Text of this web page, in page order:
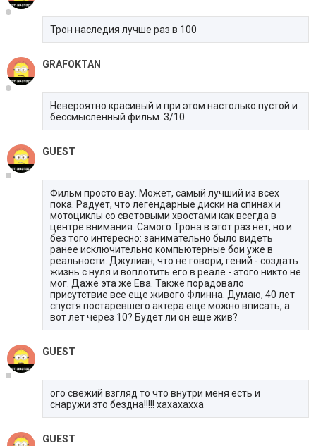
Трон наследия лучше раз в 100
GRAFOKTAN
Невероятно красивый и при этом настолько пустой и
бессмысленный фильм. 3/10
GUEST
Фильм просто вау. Может, самый лучший из всех
пока. Радует, что легендарные диски на спинах и
мотоциклы со световыми хвостами как всегда в
центре внимания. Самого Трона в этот раз нет, но и
без того интересно: занимательно было видеть
ранее исключительно компьютерные бои уже в
реальности. Джулиан, что не говори, гений - создать
жизнь с нуля и воплотить его в реале - этого никто не
мог. Даже эта же Ева. Также порадовало
присутствие все еще живого Флинна. Думаю, 40 лет
спустя постаревшего актера еще можно вписать, а
вот лет через 10? Будет ли он еще жив?
GUEST
ого свежий взгляд то что внутри меня есть и
снаружи это бездна!!!!! хахахахха
GUEST